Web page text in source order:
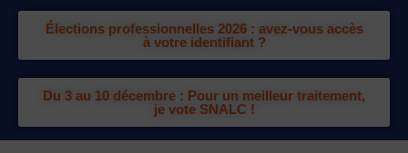
Élections professionnelles 2026 : avez-vous accès
à votre identifiant ?
Du 3 au 10 décembre : Pour un meilleur traitement,
je vote SNALC !